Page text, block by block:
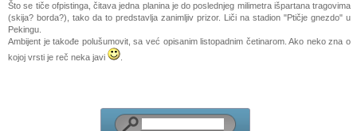
Što se tiče ofpistinga, čitava jedna planina je do poslednjeg milimetra išpartana tragovima
(skija? borda?), tako da to predstavlja zanimljiv prizor. Liči na stadion "Ptičje gnezdo" u
Pekingu.
Ambijent je takođe polušumovit, sa već opisanim listopadnim četinarom. Ako neko zna o
kojoj vrsti je reč neka javi